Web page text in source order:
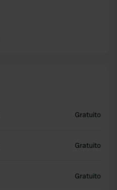
Gratuito
Gratuito
Gratuito